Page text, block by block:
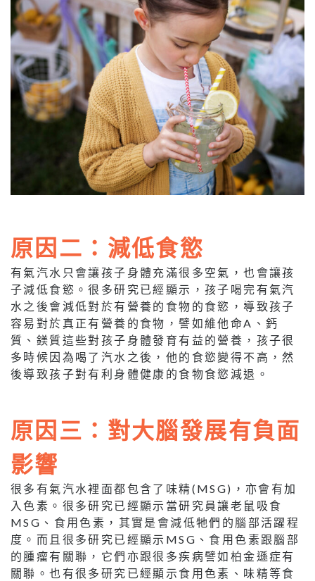
原因二：減低食慾
有氣汽水只會讓孩子身體充滿很多空氣，也會讓孩
子減低食慾。很多研究已經顯示，孩子喝完有氣汽
水之後會減低對於有營養的食物的食慾，導致孩子
容易對於真正有營養的食物，譬如維他命A、鈣
質、鎂質這些對孩子身體發育有益的營養，孩子很
多時候因為喝了汽水之後，他的食慾變得不高，然
後導致孩子對有利身體健康的食物食慾減退。
原因三：對大腦發展有負面
影響
很多有氣汽水裡面都包含了味精(MSG)，亦會有加
入色素。很多研究已經顯示當研究員讓老鼠吸食
MSG、食用色素，其實是會減低牠們的腦部活躍程
度。而且很多研究已經顯示MSG、食用色素跟腦部
的腫瘤有關聯，它們亦跟很多疾病譬如柏金遜症有
關聯。也有很多研究已經顯示食用色素、味精等食